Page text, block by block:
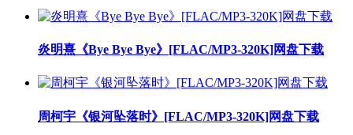
炎明熹《Bye Bye Bye》[FLAC/MP3-320K]网盘下载
周柯宇《银河坠落时》[FLAC/MP3-320K]网盘下载